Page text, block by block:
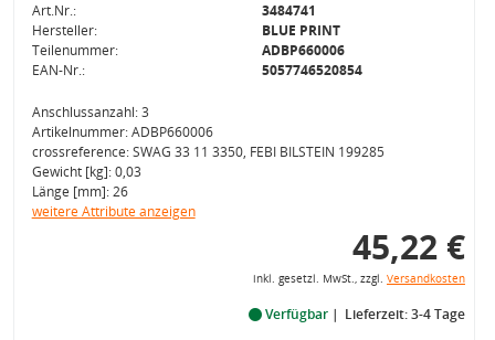
Art.Nr.:
3484741
Hersteller:
BLUE PRINT
Teilenummer:
ADBP660006
EAN-Nr.:
5057746520854
Anschlussanzahl: 3
Artikelnummer: ADBP660006
crossreference: SWAG 33 11 3350, FEBI BILSTEIN 199285
Gewicht [kg]: 0,03
Länge [mm]: 26
weitere Attribute anzeigen
45,22 €
inkl. gesetzl. MwSt., zzgl. Versandkosten
Verfügbar Lieferzeit: 3-4 Tage